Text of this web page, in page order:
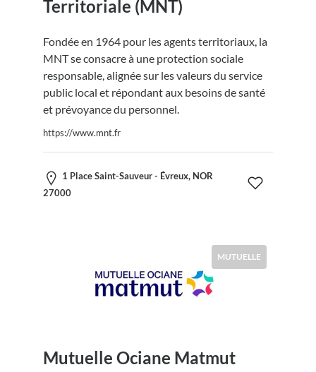
Territoriale (MNT)
Fondée en 1964 pour les agents territoriaux, la
MNT se consacre à une protection sociale
responsable, alignée sur les valeurs du service
public local et répondant aux besoins de santé
et prévoyance du personnel.
https://www.mnt.fr
1 Place Saint-Sauveur - Évreux, NOR
27000
MUTUELLE
Mutuelle Ociane Matmut